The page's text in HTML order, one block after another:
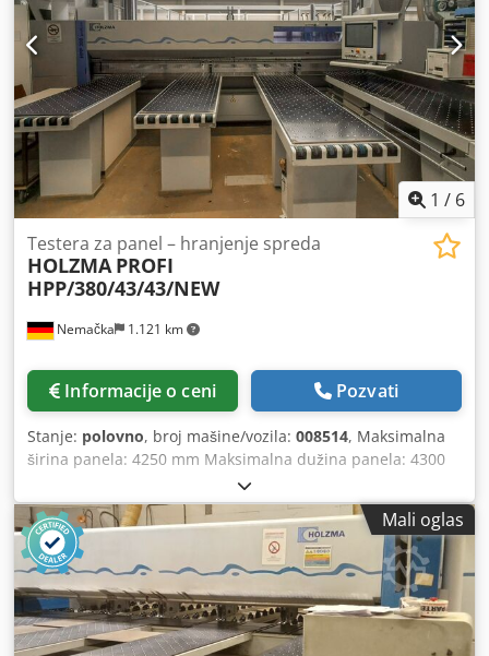
1 / 6
Nemačka 1.121 km
Testera za panel – hranjenje spreda
HOLZMA PROFI
HPP/380/43/43/NEW
Informacije o ceni Pozvati
Stanje: polovno, broj mašine/vozila: 008514, Maksimalna
širina panela: 4250 mm Maksimalna dužina panela: 4300
mm Dcsdpfey Edn Ajx Abxjk Maksimalni izliv glavnog
testera: 95 mm Broj steznih čeljusti: 7 Drugi fleksibilni
pritiskač: da
Mali oglas